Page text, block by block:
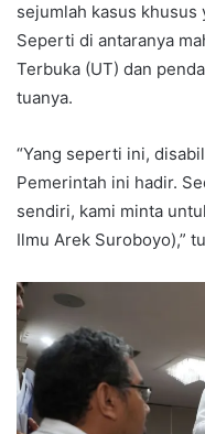
sejumlah kasus khusus
Seperti di antaranya
Terbuka (UT) dan
tuanya.
“Yang seperti ini,
Pemerintah ini hadir.
sendiri, kami minta
Ilmu Arek Suroboyo),”